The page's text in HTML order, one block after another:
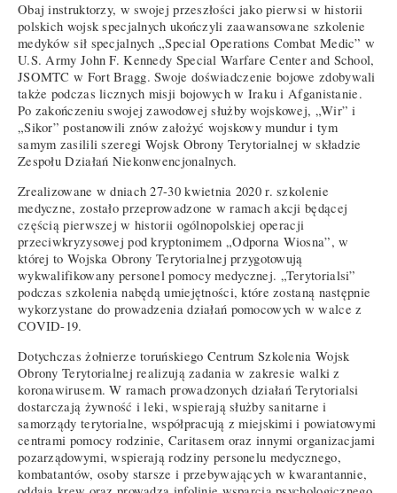
Obaj instruktorzy, w swojej przeszłości jako pierwsi w historii
polskich wojsk specjalnych ukończyli zaawansowane szkolenie
medyków sił specjalnych „Special Operations Combat Medic” w
U.S. Army John F. Kennedy Special Warfare Center and School,
JSOMTC w Fort Bragg. Swoje doświadczenie bojowe zdobywali
także podczas licznych misji bojowych w Iraku i Afganistanie.
Po zakończeniu swojej zawodowej służby wojskowej, „Wir” i
„Sikor” postanowili znów założyć wojskowy mundur i tym
samym zasilili szeregi Wojsk Obrony Terytorialnej w składzie
Zespołu Działań Niekonwencjonalnych.
Zrealizowane w dniach 27-30 kwietnia 2020 r. szkolenie
medyczne, zostało przeprowadzone w ramach akcji będącej
częścią pierwszej w historii ogólnopolskiej operacji
przeciwkryzysowej pod kryptonimem „Odporna Wiosna”, w
której to Wojska Obrony Terytorialnej przygotowują
wykwalifikowany personel pomocy medycznej. „Terytorialsi”
podczas szkolenia nabędą umiejętności, które zostaną następnie
wykorzystane do prowadzenia działań pomocowych w walce z
COVID-19.
Dotychczas żołnierze toruńskiego Centrum Szkolenia Wojsk
Obrony Terytorialnej realizują zadania w zakresie walki z
koronawirusem. W ramach prowadzonych działań Terytorialsi
dostarczają żywność i leki, wspierają służby sanitarne i
samorządy terytorialne, współpracują z miejskimi i powiatowymi
centrami pomocy rodzinie, Caritasem oraz innymi organizacjami
pozarządowymi, wspierają rodziny personelu medycznego,
kombatantów, osoby starsze i przebywających w kwarantannie,